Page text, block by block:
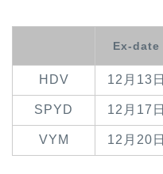
Ex-date
HDV 12月13日
SPYD 12月17日
VYM 12月20日